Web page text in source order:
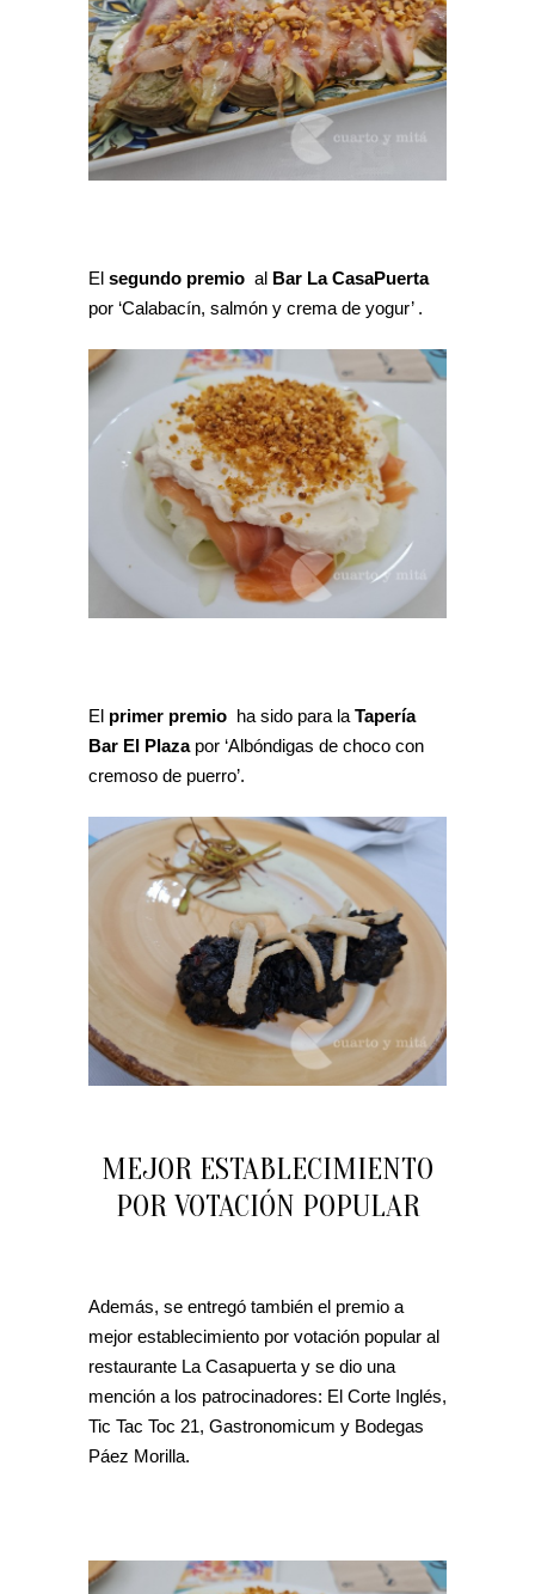
El segundo premio al Bar La CasaPuerta
por ‘Calabacín, salmón y crema de yogur’ .
El primer premio ha sido para la Tapería
Bar El Plazapor ‘Albóndigas de choco con
cremoso de puerro’.
MEJOR ESTABLECIMIENTO
POR VOTACIÓN POPULAR
Además, se entregó también el premio a
mejor establecimiento por votación popular al
restaurante La Casapuerta y se dio una
mención a los patrocinadores: El Corte Inglés,
Tic Tac Toc 21, Gastronomicum y Bodegas
Páez Morilla.